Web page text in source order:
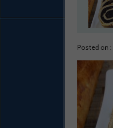
Posted on :